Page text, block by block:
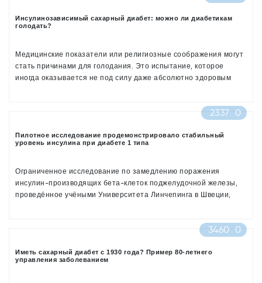
Инсулинозависимый сахарный диабет: можно ли диабетикам
голодать?
Медицинские показатели или религиозные соображения могут
стать причинами для голодания. Это испытание, которое
иногда оказывается не под силу даже абсолютно здоровым
проведении хирургических вмешательств, диагностическими
исходя из религиозных соображений.
Продолжительность голода также имеет важное значение, ведь
инсулина, необходимого человеку. Диабет 1 типа требует
повышенного контроля над уровнем глюкозы в крови, если Вы
всё же решились голодать.
2337 0
Пилотное исследование продемонстрировало стабильный
уровень инсулина при диабете 1 типа
Ограниченное исследование по замедлению поражения
инсулин-производящих бета-клеток поджелудочной железы,
проведённое учёными Университета Линчепинга в Швеции,
3460 0
Иметь сахарный диабет с 1930 года? Пример 80-летнего
управления заболеванием